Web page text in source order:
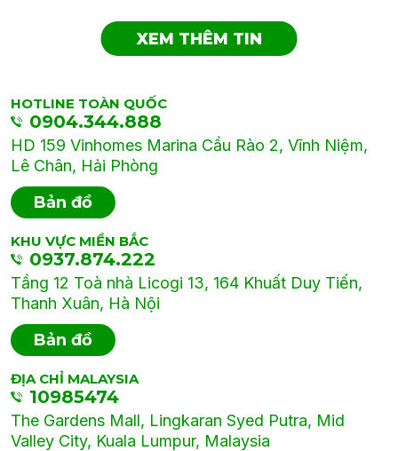
XEM THÊM TIN
HOTLINE TOÀN QUỐC
0904.344.888
HD 159 Vinhomes Marina Cầu Rào 2, Vĩnh Niệm,
Lê Chân, Hải Phòng
Bản đồ
KHU VỰC MIỀN BẮC
0937.874.222
Tầng 12 Toà nhà Licogi 13, 164 Khuất Duy Tiến,
Thanh Xuân, Hà Nội
Bản đồ
ĐỊA CHỈ MALAYSIA
10985474
The Gardens Mall, Lingkaran Syed Putra, Mid
Valley City, Kuala Lumpur, Malaysia